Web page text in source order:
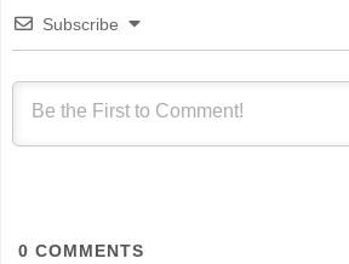
Subscribe
0 COMMENTS